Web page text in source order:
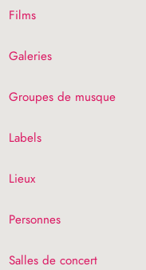
Films
Galeries
Groupes de musque
Labels
Lieux
Personnes
Salles de concert